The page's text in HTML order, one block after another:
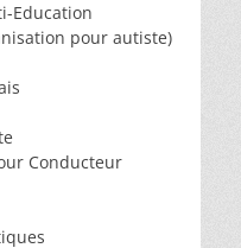
Education
pour autiste)
Conducteur